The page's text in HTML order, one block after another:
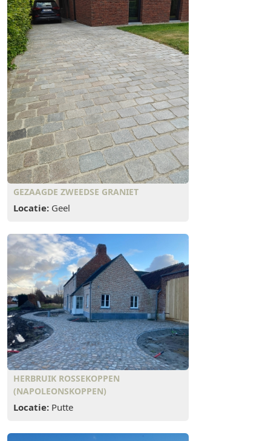
GEZAAGDE ZWEEDSE GRANIET
Locatie: Geel
HERBRUIK ROSSEKOPPEN
(NAPOLEONSKOPPEN)
Locatie: Putte